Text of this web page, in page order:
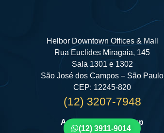
Helbor Downtown Offices & Mall
Rua Euclides Miragaia, 145
Sala 1301 e 1302
São José dos Campos – São Paulo
CEP: 12245-820
(12) 3207-7948
Agende por Whatsapp
(12) 3911-9014